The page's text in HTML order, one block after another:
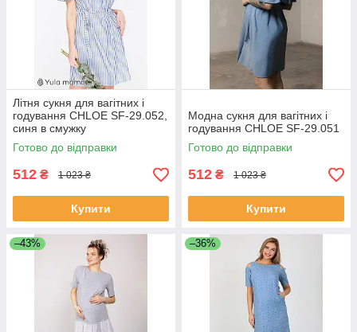
Літня сукня для вагітних і
годування CHLOE SF-29.052,
синя в смужку
Готово до відправки
512 ₴ 1 023 ₴
Купити
Модна сукня для вагітних і
годування CHLOE SF-29.051
Готово до відправки
512 ₴ 1 023 ₴
Купити
–43% –36%